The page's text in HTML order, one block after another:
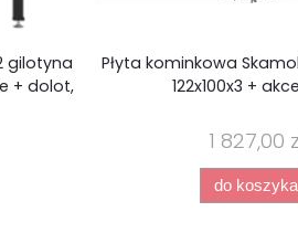
gilotyna
+ dolot,
Płyta kominkowa
122x100x3 +
1 827,00
do koszyka